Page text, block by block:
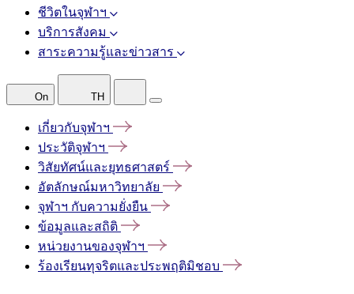
ชีวิตในจุฬาฯ
บริการสังคม
สาระความรู้และข่าวสาร
On TH
เกี่ยวกับจุฬาฯ
ประวัติจุฬาฯ
วิสัยทัศน์และยุทธศาสตร์
อัตลักษณ์มหาวิทยาลัย
จุฬาฯ กับความยั่งยืน
ข้อมูลและสถิติ
หน่วยงานของจุฬาฯ
ร้องเรียนทุจริตและประพฤติมิชอบ